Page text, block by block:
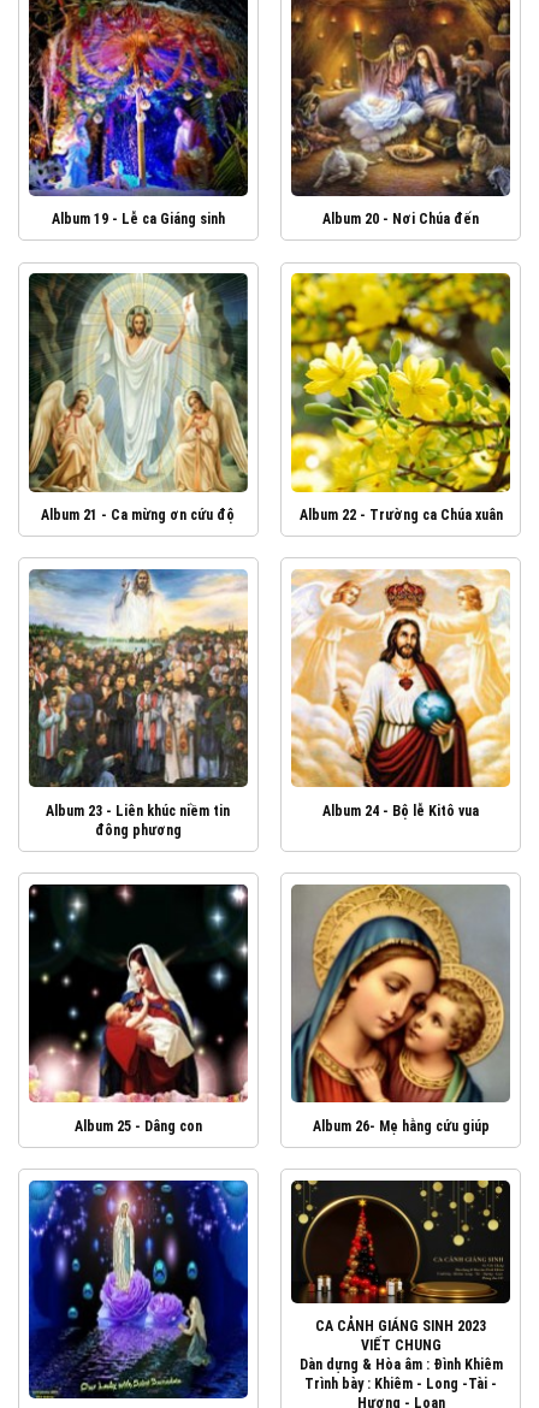
Album 19 - Lễ ca Giáng sinh Album 20 - Nơi Chúa đến
Album 21 - Ca mừng ơn cứu độ Album 22 - Trường ca Chúa xuân
Album 23 - Liên khúc niềm tin
đông phương
Album 24 - Bộ lễ Kitô vua
Album 25 - Dâng con Album 26- Mẹ hằng cứu giúp
CA CẢNH GIÁNG SINH 2023
VIẾT CHUNG
Dàn dựng & Hòa âm : Đình Khiêm
Trình bày : Khiêm - Long -Tài -
Hương - Loan